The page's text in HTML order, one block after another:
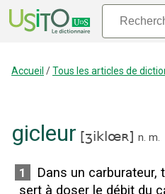
Accueil /Tous les articles de
gicleur [ʒiklœʀ] n. m.
1
Dans un carburateur,
sert à doser le débit du